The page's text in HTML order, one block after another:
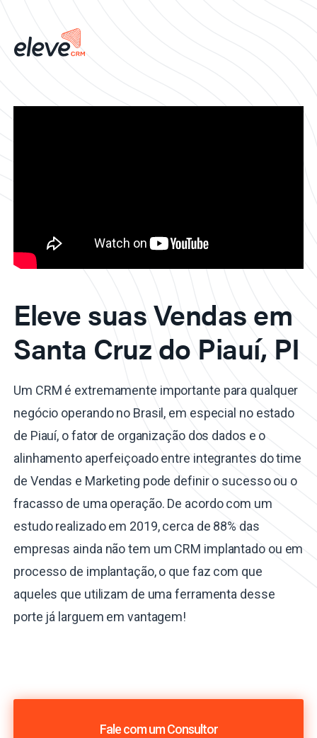
Eleve suas Vendas em
Santa Cruz do Piauí, PI
Um CRM é extremamente importante para qualquer
negócio operando no Brasil, em especial no estado
de Piauí, o fator de organização dos dados e o
alinhamento aperfeiçoado entre integrantes do time
de Vendas e Marketing pode definir o sucesso ou o
fracasso de uma operação. De acordo com um
estudo realizado em 2019, cerca de 88% das
empresas ainda não tem um CRM implantado ou em
processo de implantação, o que faz com que
aqueles que utilizam de uma ferramenta desse
porte já larguem em vantagem!
Fale com um Consultor